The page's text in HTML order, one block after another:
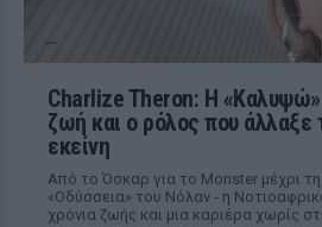
Charlize Theron: Η «Καλυψώ»
ζωή και ο ρόλος που άλλαξε
εκείνη
Από το Όσκαρ για το Monster μέχρι
«Οδύσσεια» του Νόλαν - η
χρόνια ζωής και μια καριέρα χωρίς